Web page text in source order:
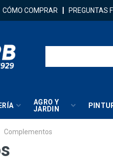
CÓMO COMPRAR PREGUNTAS
AGRO Y
JARDIN
Complementos